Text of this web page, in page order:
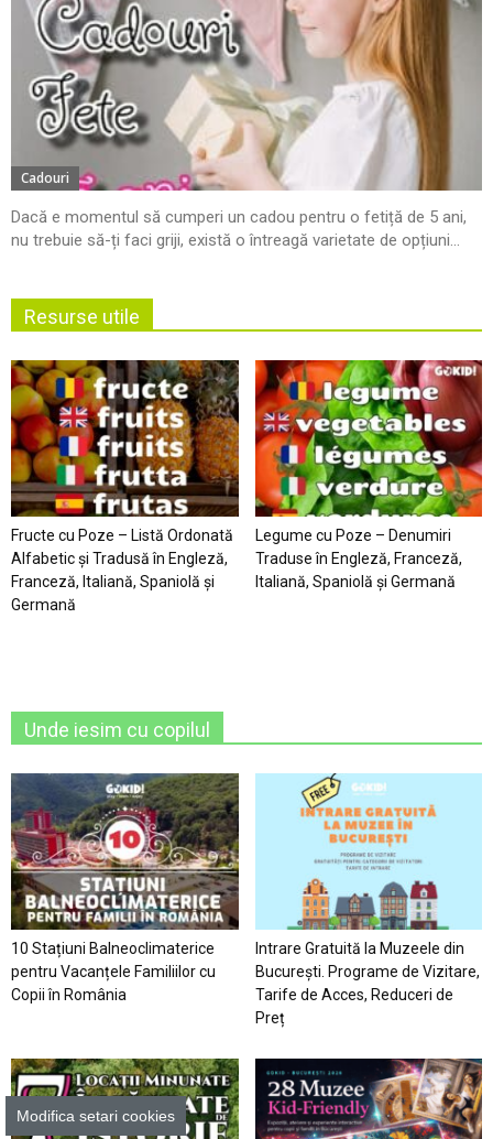
Cadouri
Dacă e momentul să cumperi un cadou pentru o fetiță de 5 ani,
nu trebuie să-ți faci griji, există o întreagă varietate de opțiuni...
Resurse utile
Fructe cu Poze – Listă Ordonată
Alfabetic şi Tradusă în Engleză,
Franceză, Italiană, Spaniolă şi
Germană
Legume cu Poze – Denumiri
Traduse în Engleză, Franceză,
Italiană, Spaniolă şi Germană
Unde iesim cu copilul
10 Stațiuni Balneoclimaterice
pentru Vacanțele Familiilor cu
Copii în România
Intrare Gratuită la Muzeele din
București. Programe de Vizitare,
Tarife de Acces, Reduceri de
Preț
Modifica setari cookies